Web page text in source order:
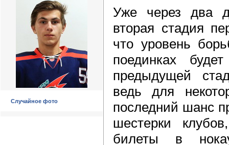
Случайное фото
Уже через два
вторая стадия
что уровень
поединках
предыдущей
ведь для
последний шанс
шестерки
билеты в